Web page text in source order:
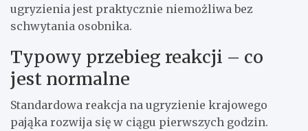
ugryzienia jest praktycznie niemożliwa bez
schwytania osobnika.
Typowy przebieg reakcji – co
jest normalne
Standardowa reakcja na ugryzienie krajowego
pająka rozwija się w ciągu pierwszych godzin.